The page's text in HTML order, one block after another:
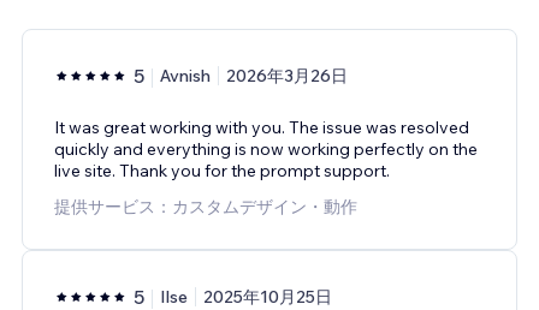
5 Avnish 2026年3月26日
It was great working with you. The issue was resolved
quickly and everything is now working perfectly on the
live site. Thank you for the prompt support.
提供サービス：カスタムデザイン・動作
5 Ilse 2025年10月25日